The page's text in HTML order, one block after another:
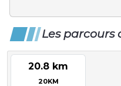
Les parcours
20.8 km
20KM